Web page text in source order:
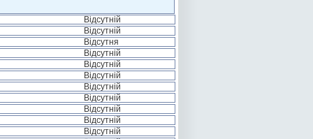
Відсутній
Відсутній
Відсутня
Відсутній
Відсутній
Відсутній
Відсутній
Відсутній
Відсутній
Відсутній
Відсутній